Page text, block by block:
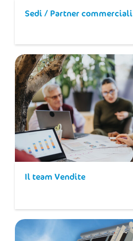
Sedi / Partner commerciali
Il team Vendite